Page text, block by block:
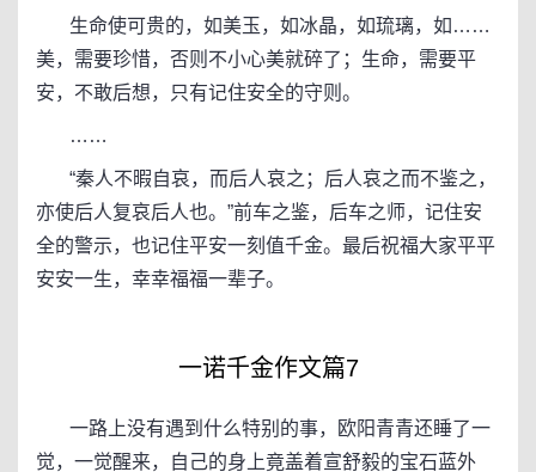
生命使可贵的，如美玉，如冰晶，如琉璃，如……
美，需要珍惜，否则不小心美就碎了；生命，需要平
安，不敢后想，只有记住安全的守则。
……
“秦人不暇自哀，而后人哀之；后人哀之而不鉴之，
亦使后人复哀后人也。”前车之鉴，后车之师，记住安
全的警示，也记住平安一刻值千金。最后祝福大家平平
安安一生，幸幸福福一辈子。
一诺千金作文篇7
一路上没有遇到什么特别的事，欧阳青青还睡了一
觉，一觉醒来，自己的身上竟盖着宣舒毅的宝石蓝外